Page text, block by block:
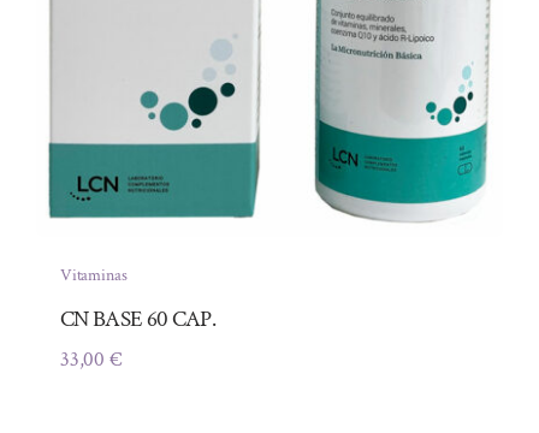
Vitaminas
CN BASE 60 CAP.
33,00 €